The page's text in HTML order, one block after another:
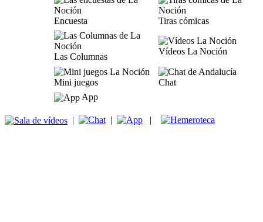
Encuesta Tiras cómicas
Las Columnas
Vídeos La Noción
Mini juegos
Chat
App
| | |